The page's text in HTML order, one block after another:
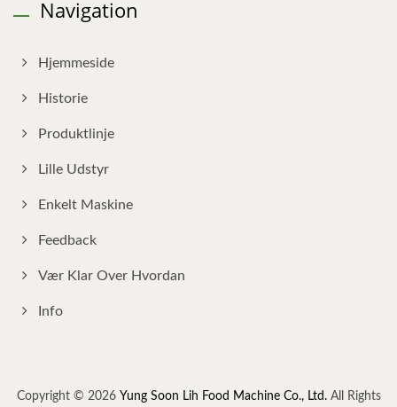
Navigation
Hjemmeside
Historie
Produktlinje
Lille Udstyr
Enkelt Maskine
Feedback
Vær Klar Over Hvordan
Info
Copyright © 2026 Yung Soon Lih Food Machine Co., Ltd.All Rights